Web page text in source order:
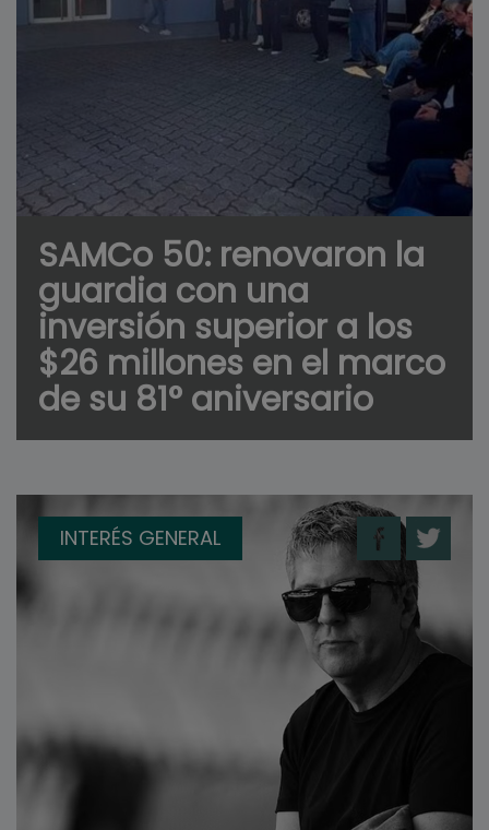
SAMCo 50: renovaron la
guardia con una
inversión superior a los
$26 millones en el marco
de su 81° aniversario
INTERÉS GENERAL